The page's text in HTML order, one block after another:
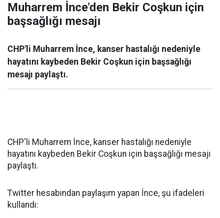
Muharrem İnce'den Bekir Coşkun için
başsağlığı mesajı
CHP'li Muharrem İnce, kanser hastalığı nedeniyle
hayatını kaybeden Bekir Coşkun için başsağlığı
mesajı paylaştı.
CHP'li Muharrem İnce, kanser hastalığı nedeniyle
hayatını kaybeden Bekir Coşkun için başsağlığı mesajı
paylaştı.
Twitter hesabından paylaşım yapan İnce, şu ifadeleri
kullandı: